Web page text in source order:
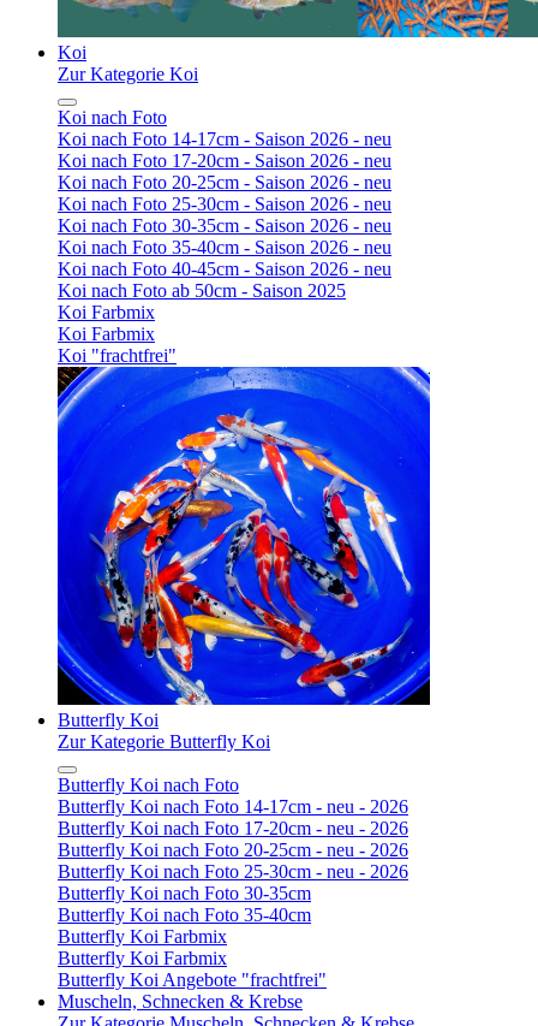
Koi
Zur Kategorie Koi
Koi nach Foto
Koi nach Foto 14-17cm - Saison 2026 - neu
Koi nach Foto 17-20cm - Saison 2026 - neu
Koi nach Foto 20-25cm - Saison 2026 - neu
Koi nach Foto 25-30cm - Saison 2026 - neu
Koi nach Foto 30-35cm - Saison 2026 - neu
Koi nach Foto 35-40cm - Saison 2026 - neu
Koi nach Foto 40-45cm - Saison 2026 - neu
Koi nach Foto ab 50cm - Saison 2025
Koi Farbmix
Koi Farbmix
Koi "frachtfrei"
Butterfly Koi
Zur Kategorie Butterfly Koi
Butterfly Koi nach Foto
Butterfly Koi nach Foto 14-17cm - neu - 2026
Butterfly Koi nach Foto 17-20cm - neu - 2026
Butterfly Koi nach Foto 20-25cm - neu - 2026
Butterfly Koi nach Foto 25-30cm - neu - 2026
Butterfly Koi nach Foto 30-35cm
Butterfly Koi nach Foto 35-40cm
Butterfly Koi Farbmix
Butterfly Koi Farbmix
Butterfly Koi Angebote "frachtfrei"
Muscheln, Schnecken & Krebse